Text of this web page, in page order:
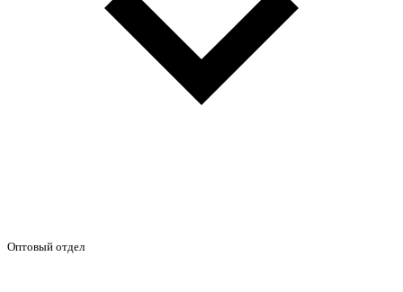
Оптовый отдел